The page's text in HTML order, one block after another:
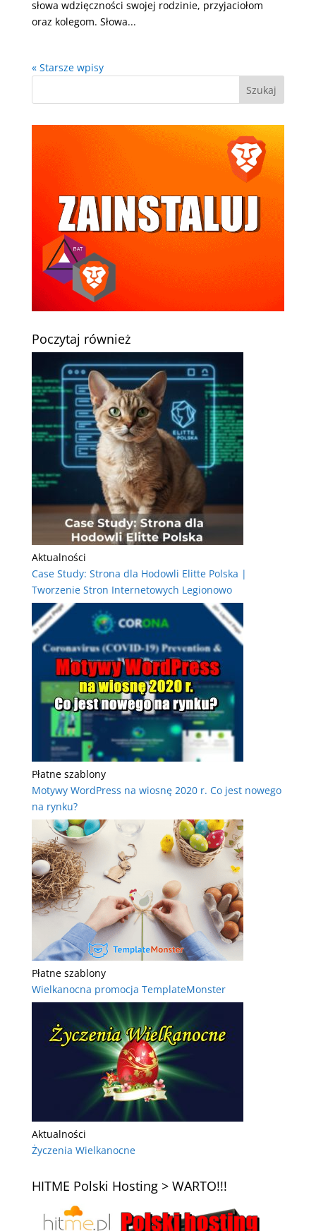
słowa wdzięczności swojej rodzinie, przyjaciołom
oraz kolegom. Słowa...
« Starsze wpisy
Poczytaj również
Aktualności
Case Study: Strona dla Hodowli Elitte Polska |
Tworzenie Stron Internetowych Legionowo
Płatne szablony
Motywy WordPress na wiosnę 2020 r. Co jest nowego
na rynku?
Płatne szablony
Wielkanocna promocja TemplateMonster
Aktualności
Życzenia Wielkanocne
HITME Polski Hosting > WARTO!!!